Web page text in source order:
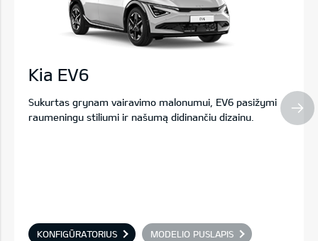
Kia EV6
Sukurtas grynam vairavimo malonumui, EV6 pasižymi
raumeningu stiliumi ir našumą didinančiu dizainu.
KONFIGŪRATORIUS MODELIO PUSLAPIS